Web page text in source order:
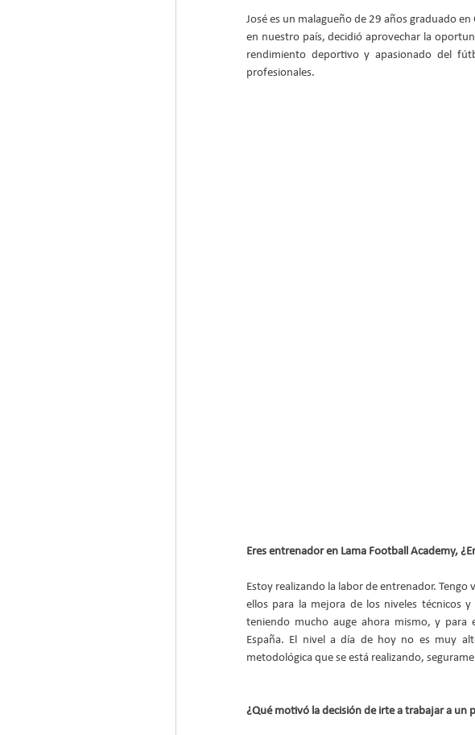
José es un malagueño de 29 años graduado
en nuestro país, decidió aprovechar la
rendimiento deportivo y apasionado del
profesionales.
Eres entrenador en Lama Football Academy,
Estoy realizando la labor de entrenador.
ellos para la mejora de los niveles técnicos
teniendo mucho auge ahora mismo, y para
España. El nivel a día de hoy no es muy
metodológica que se está realizando,
¿Qué motivó la decisión de irte a trabajar a un